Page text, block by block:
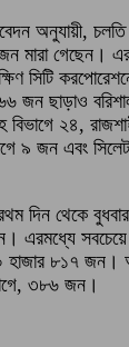
অনুযায়ী,
মারা গেছেন।
সিটি
জন ছাড়াও
বিভাগে ২৪,
৯ জন এবং
দিন থেকে
এরমধ্যে সবচেয়ে
হাজার ৮১৭ জন।
৩৮৬ জন।